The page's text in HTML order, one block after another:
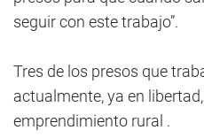
seguir con este trabajo”.
Tres de los presos que
actualmente, ya en
emprendimiento rural .